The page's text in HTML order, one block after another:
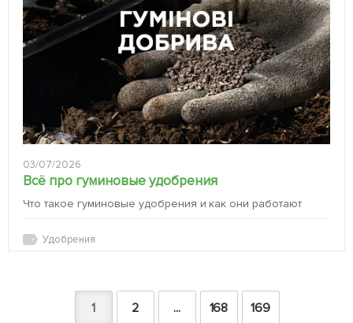
03/07/2026
Всё про гуминовые удобрения
Что такое гуминовые удобрения и как они работают
Удобрения
1 2 ... 168 169